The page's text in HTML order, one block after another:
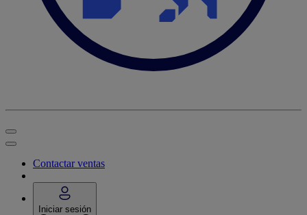
Contactar ventas
Iniciar sesión